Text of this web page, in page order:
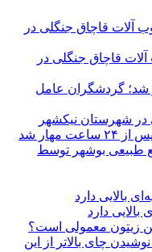
وانت حامل ۲ تن چوب آلات قاچاق جنگلی در
دارد